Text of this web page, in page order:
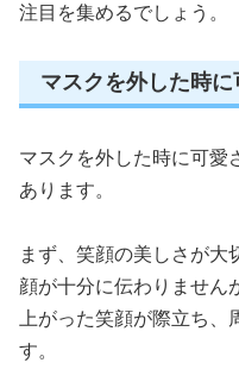
注目を集めるでしょう。
マスクを外した時
マスクを外した時に可愛
あります。
まず、笑顔の美しさが大
顔が十分に伝わりません
上がった笑顔が際立ち
す。